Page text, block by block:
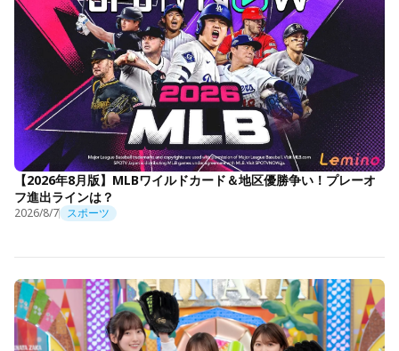
【2026年8月版】MLBワイルドカード＆地区優勝争い！プレーオ
フ進出ラインは？
2026/8/7 スポーツ